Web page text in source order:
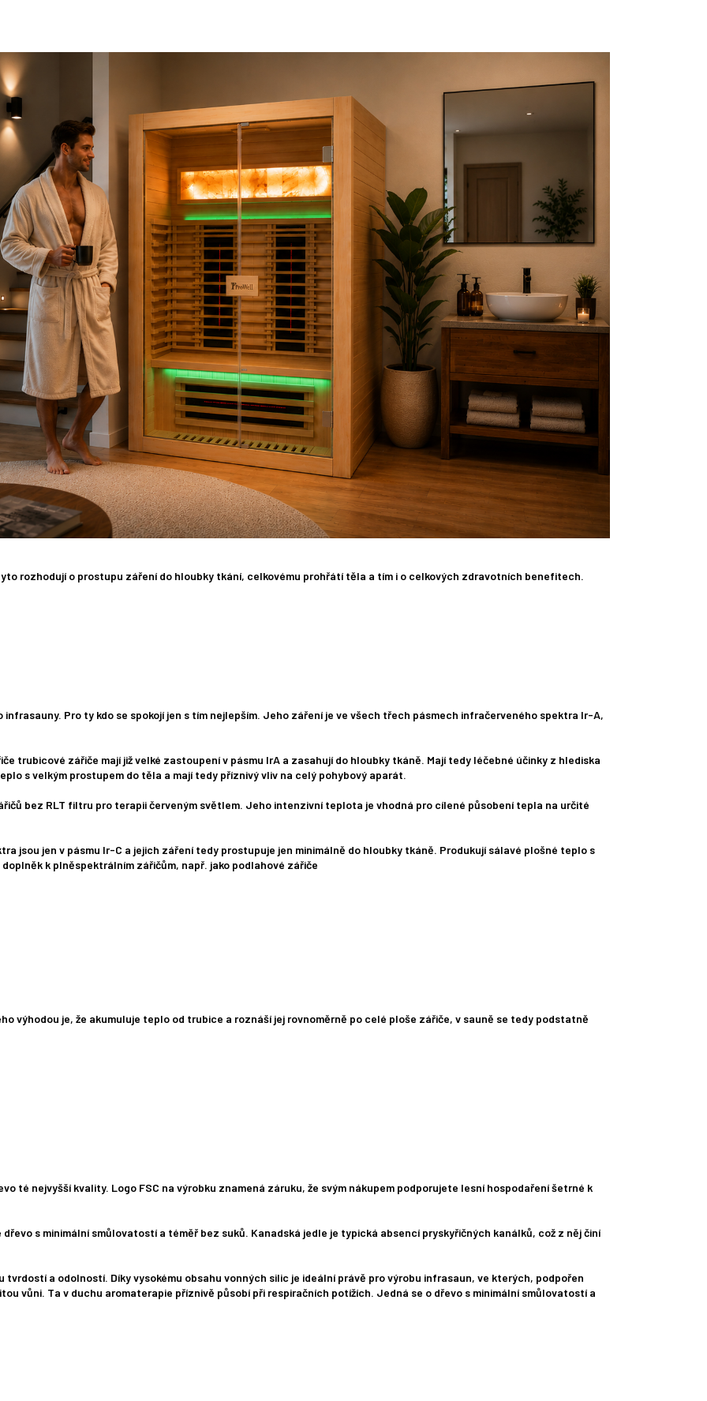
rozhodují o prostupu záření do hloubky tkání, celkovému prohřátí těla a tím i o celkových zdravotních benefitech.
infrasauny. Pro ty kdo se spokojí jen s tím nejlepším. Jeho záření je ve všech třech pásmech infračerveného spektra Ir-A,
trubicové zářiče mají již velké zastoupení v pásmu IrA a zasahují do hloubky tkáně. Mají tedy léčebné účinky z hlediska
s velkým prostupem do těla a mají tedy příznivý vliv na celý pohybový aparát.
bez RLT filtru pro terapii červeným světlem. Jeho intenzivní teplota je vhodná pro cílené působení tepla na určité
jsou jen v pásmu Ir-C a jejich záření tedy prostupuje jen minimálně do hloubky tkáně. Produkují sálavé plošné teplo s
k plněspektrálním zářičům, např. jako podlahové zářiče
výhodou je, že akumuluje teplo od trubice a roznáší jej rovnoměrně po celé ploše zářiče, v sauně se tedy podstatně
té nejvyšší kvality. Logo FSC na výrobku znamená záruku, že svým nákupem podporujete lesní hospodaření šetrné k
s minimální smůlovatostí a téměř bez suků. Kanadská jedle je typická absencí pryskyřičných kanálků, což z něj činí
a odolností. Díky vysokému obsahu vonných silic je ideální právě pro výrobu infrasaun, ve kterých, podpořen
vůni. Ta v duchu aromaterapie příznivě působí při respiračních potížích. Jedná se o dřevo s minimální smůlovatostí a